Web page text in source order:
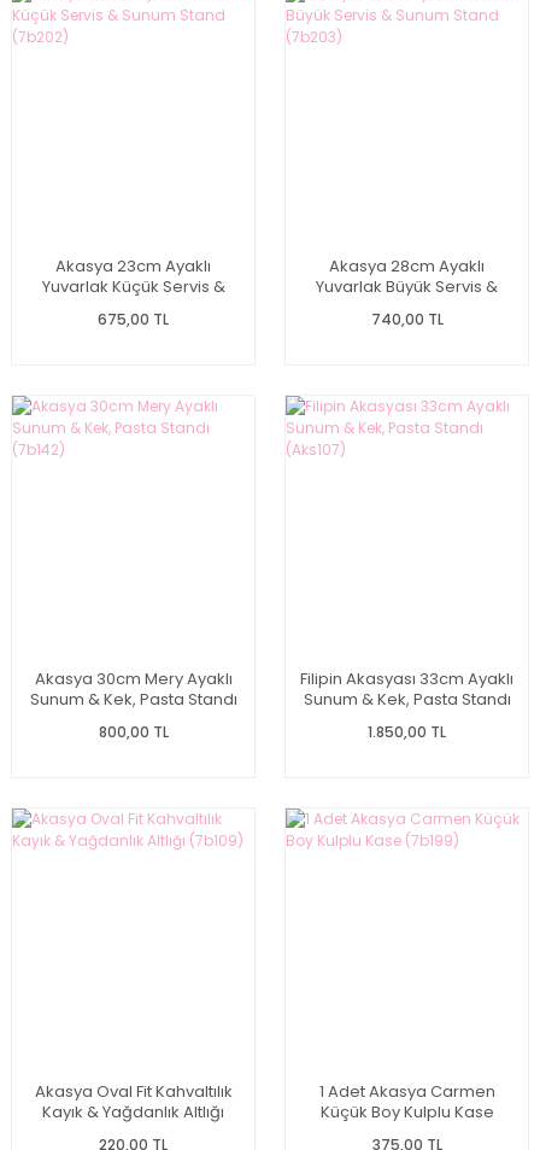
Akasya 23cm Ayaklı
Yuvarlak Küçük Servis &
675,00 TL
Akasya 28cm Ayaklı
Yuvarlak Büyük Servis &
740,00 TL
Akasya 30cm Mery Ayaklı
Sunum & Kek, Pasta Standı
800,00 TL
Filipin Akasyası 33cm Ayaklı
Sunum & Kek, Pasta Standı
1.850,00 TL
Akasya Oval Fit Kahvaltılık
Kayık & Yağdanlık Altlığı
220,00 TL
1 Adet Akasya Carmen
Küçük Boy Kulplu Kase
375,00 TL